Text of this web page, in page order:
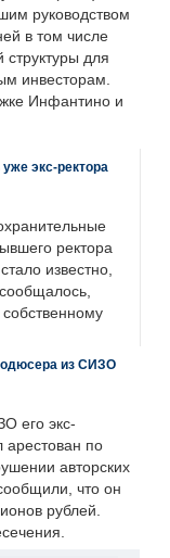
руководством
в том числе
для
инвесторам.
Инфантино и
экс-ректора
ректора
известно,
из СИЗО
его экс-
по
авторских
что он
рублей.